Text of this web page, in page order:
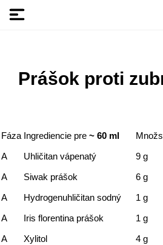
Prášok proti
Fáza Ingrediencie pre ~ 60 ml
A
Uhličitan vápenatý
9 g
A
Siwak prášok
6 g
A
Hydrogenuhličitan sodný
1 g
A
Iris florentina prášok
1 g
A
Xylitol
4 g